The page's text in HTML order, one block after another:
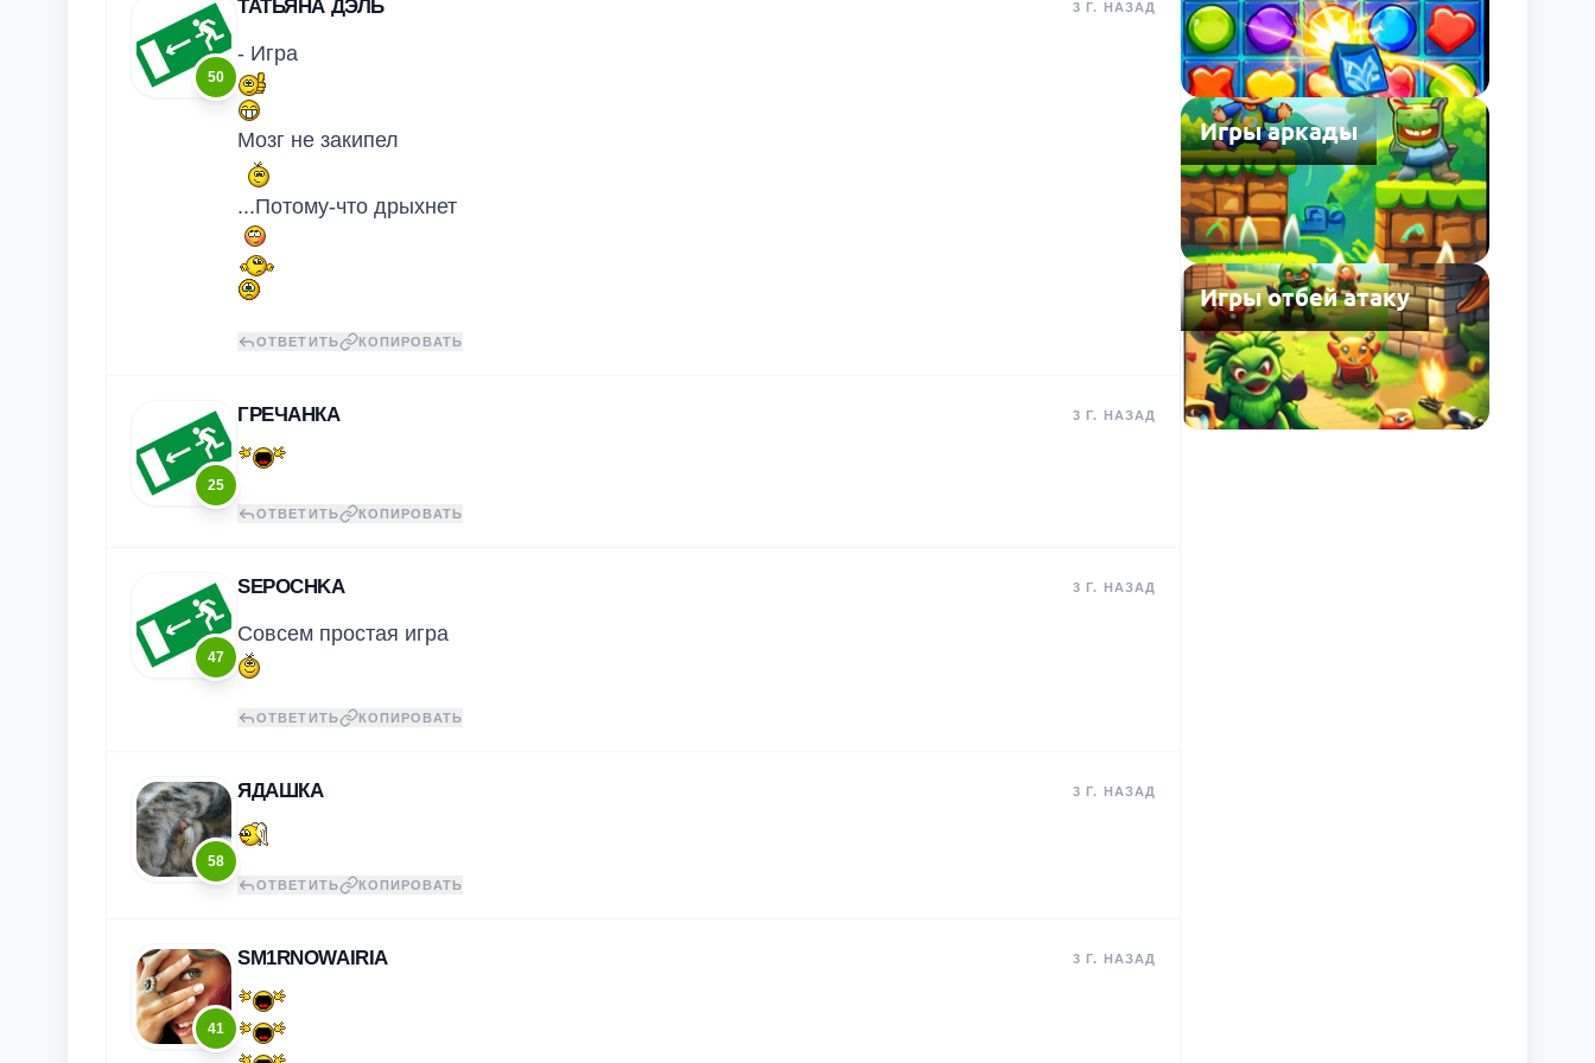
50
ТАТЬЯНА ДЭЛЬ 3 Г. НАЗАД
- Игра
Мозг не закипел
...Потому-что дрыхнет
ОТВЕТИТЬ КОПИРОВАТЬ
25
ГРЕЧАНКА 3 Г. НАЗАД
ОТВЕТИТЬ КОПИРОВАТЬ
47
SEPOCHKA 3 Г. НАЗАД
Совсем простая игра
ОТВЕТИТЬ КОПИРОВАТЬ
58
ЯДАШКА 3 Г. НАЗАД
ОТВЕТИТЬ КОПИРОВАТЬ
41
SM1RNOWAIRIA 3 Г. НАЗАД
Игры аркады
Игры отбей атаку